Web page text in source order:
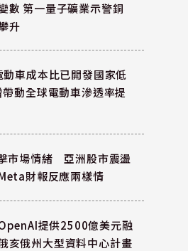
數 第一量子礦業示警銅
升
動車成本比已開發國家低
動全球電動車滲透率提
市場情緒 亞洲股市震盪
財報反應兩樣情
提供2500億美元融
俄州大型資料中心計畫